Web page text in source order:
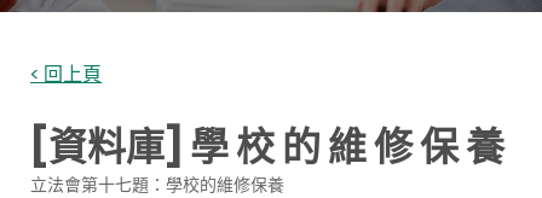
< 回上頁
[資料庫] 學 校 的 維 修 保 養
立法會第十七題：學校的維修保養